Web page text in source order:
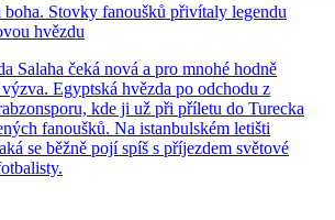
boha. Stovky fanoušků přivítaly legendu
hvězdu
Salaha čeká nová a pro mnohé hodně
Egyptská hvězda po odchodu z
kde ji už při příletu do Turecka
fanoušků. Na istanbulském letišti
se běžně pojí spíš s příjezdem světové